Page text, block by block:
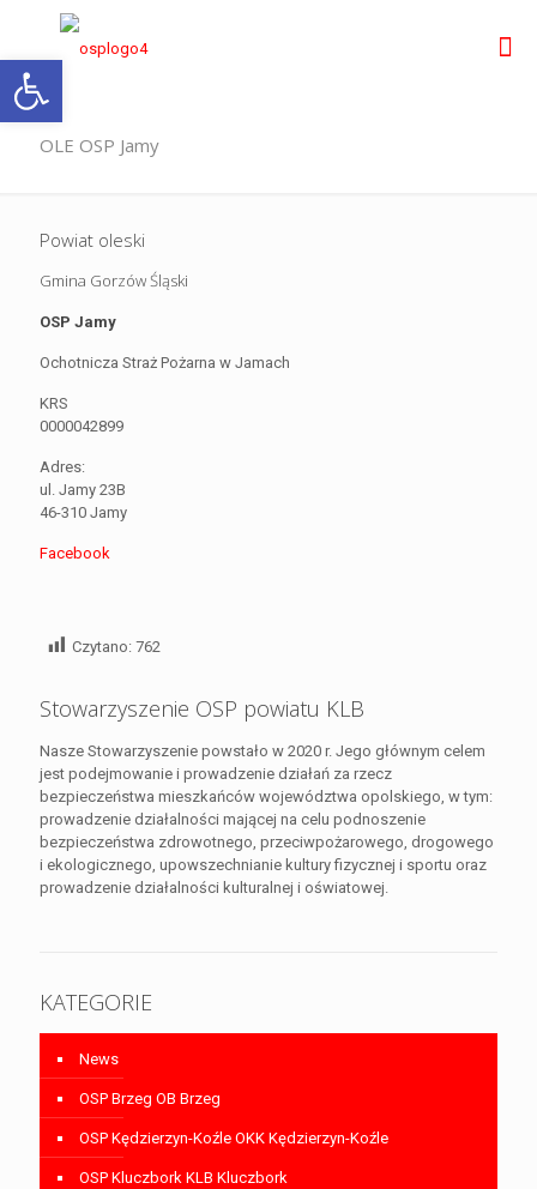
OLE OSP Jamy
Powiat oleski
Gmina Gorzów Śląski
OSP Jamy
Ochotnicza Straż Pożarna w Jamach
KRS
0000042899
Adres:
ul. Jamy 23B
46-310 Jamy
Facebook
Czytano: 762
Stowarzyszenie OSP powiatu KLB
Nasze Stowarzyszenie powstało w 2020 r. Jego głównym celem
jest podejmowanie i prowadzenie działań za rzecz
bezpieczeństwa mieszkańców województwa opolskiego, w tym:
prowadzenie działalności mającej na celu podnoszenie
bezpieczeństwa zdrowotnego, przeciwpożarowego, drogowego
i ekologicznego, upowszechnianie kultury fizycznej i sportu oraz
prowadzenie działalności kulturalnej i oświatowej.
KATEGORIE
News
OSP Brzeg OB Brzeg
OSP Kędzierzyn-Koźle OKK Kędzierzyn-Koźle
OSP Kluczbork KLB Kluczbork
Otwórz pasek narzędzi